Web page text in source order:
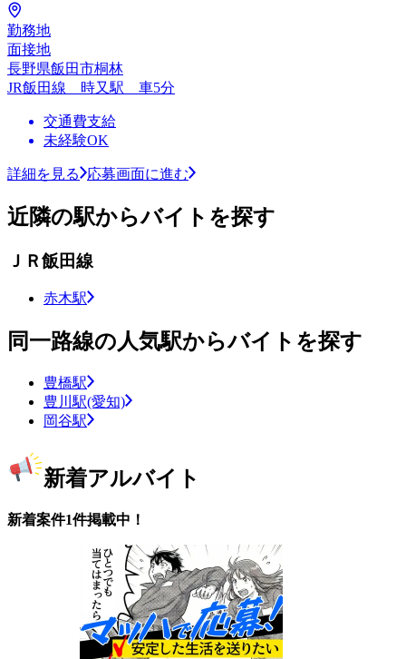
勤務地
面接地
長野県飯田市桐林
JR飯田線 時又駅 車5分
交通費支給
未経験OK
詳細を見る 応募画面に進む
近隣の駅からバイトを探す
ＪＲ飯田線
赤木駅
同一路線の人気駅からバイトを探す
豊橋駅
豊川駅(愛知)
岡谷駅
新着アルバイト
新着案件1件掲載中！